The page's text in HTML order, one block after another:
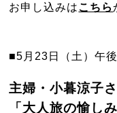
お申し込みはこちら
■5月23日（土）午
主婦・小暮涼子
「大人旅の愉し